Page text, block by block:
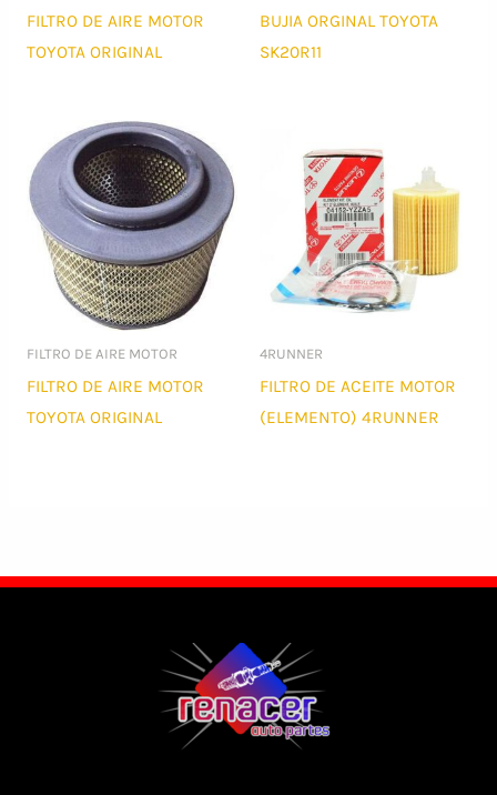
FILTRO DE AIRE MOTOR
TOYOTA ORIGINAL
BUJIA ORGINAL TOYOTA
SK20R11
FILTRO DE AIRE MOTOR
FILTRO DE AIRE MOTOR
TOYOTA ORIGINAL
4RUNNER
FILTRO DE ACEITE MOTOR
(ELEMENTO) 4RUNNER